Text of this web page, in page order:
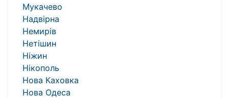
Мукачево
Надвірна
Немирів
Нетішин
Ніжин
Нікополь
Нова Каховка
Нова Одеса